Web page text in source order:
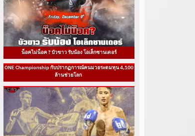
น็อคไม่น็อค ? บัวขาว รับน้อง โอเล็กซานเดอร์
ONE Championship กับปรากฏการณ์คนมวยระดมทุน 4,100
ล้านช่วยโลก